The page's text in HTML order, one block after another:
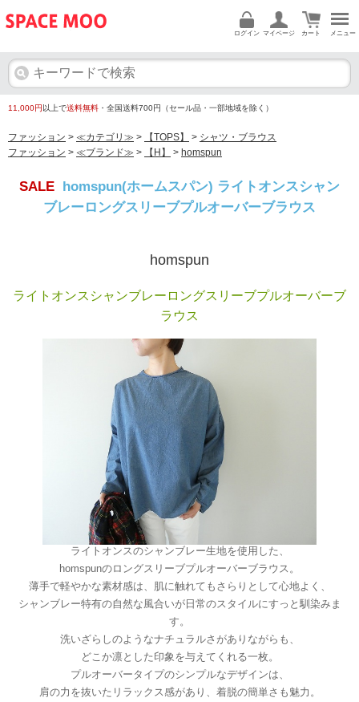
メニュー
カート
マイページ
ログイン
11,000円 以上で送料無料 ・全国送料700円（セール品・一部地域を除く）
ファッション > ≪カテゴリ≫ > 【TOPS】 > シャツ・ブラウス
ファッション > ≪ブランド≫ > 【H】 > homspun
SALE homspun(ホームスパン) ライトオンスシャン
ブレーロングスリーブプルオーバーブラウス
homspun
ライトオンスシャンブレーロングスリーブプルオーバーブ
ラウス
ライトオンスのシャンブレー生地を使用した、
homspunのロングスリーブプルオーバーブラウス。
薄手で軽やかな素材感は、肌に触れてもさらりとして心地よく、
シャンブレー特有の自然な風合いが日常のスタイルにすっと馴染みま
す。
洗いざらしのようなナチュラルさがありながらも、
どこか凛とした印象を与えてくれる一枚。
プルオーバータイプのシンプルなデザインは、
肩の力を抜いたリラックス感があり、着脱の簡単さも魅力。